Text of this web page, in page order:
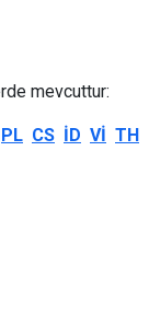
mevcuttur:
PL CS ID VI TH